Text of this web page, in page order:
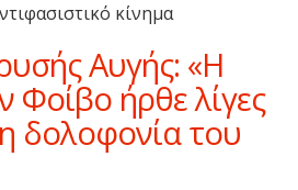
κίνημα
Αυγής: «Η
Φοίβο ήρθε λίγες
δολοφονία του